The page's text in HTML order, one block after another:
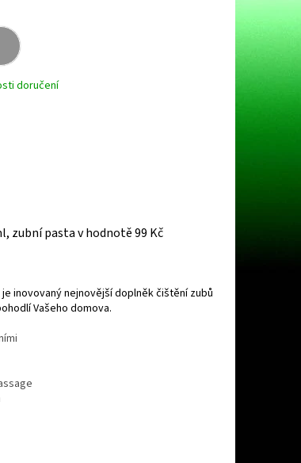
doručení
zubní pastav hodnotě 99 Kč
inovovaný nejnovější doplněk čištění zubů
Vašeho domova.